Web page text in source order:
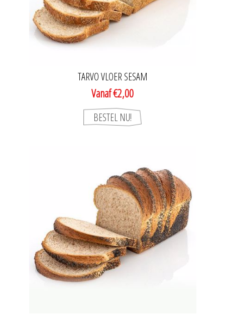
TARVO VLOER SESAM
Vanaf €2,00